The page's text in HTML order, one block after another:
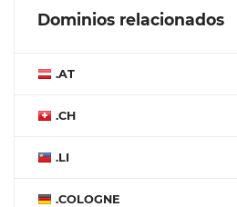
Dominios relacionados
.AT
.CH
.LI
.COLOGNE